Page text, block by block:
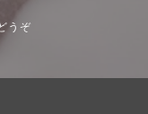
うぞ